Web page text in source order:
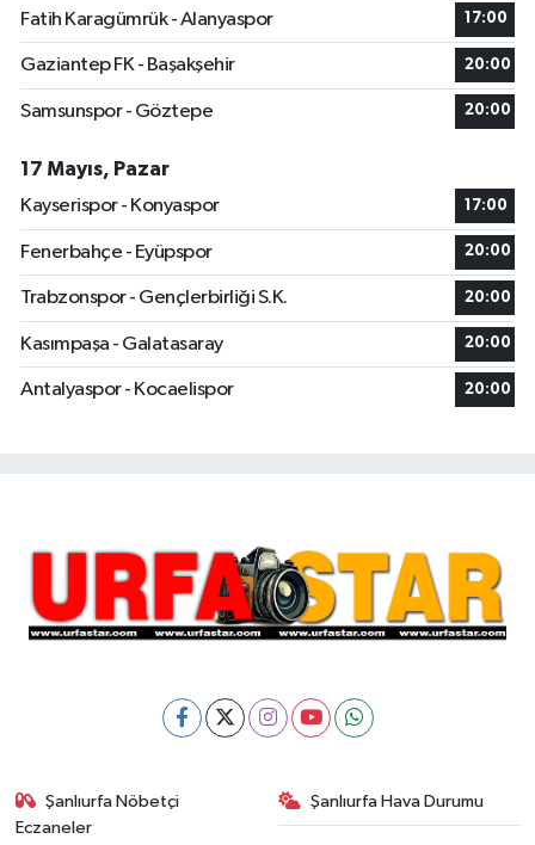
Fatih Karagümrük - Alanyaspor
17:00
Gaziantep FK - Başakşehir 20:00
Samsunspor - Göztepe 20:00
17 Mayıs, Pazar
Kayserispor - Konyaspor
17:00
Fenerbahçe - Eyüpspor 20:00
Trabzonspor - Gençlerbirliği S.K. 20:00
Kasımpaşa - Galatasaray 20:00
Antalyaspor - Kocaelispor 20:00
Şanlıurfa Nöbetçi
Eczaneler
Şanlıurfa Hava Durumu